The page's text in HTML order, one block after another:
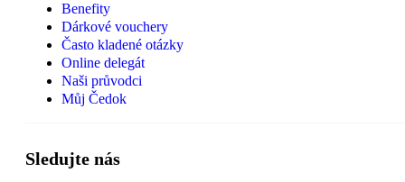
Benefity
Dárkové vouchery
Často kladené otázky
Online delegát
Naši průvodci
Můj Čedok
Sledujte nás